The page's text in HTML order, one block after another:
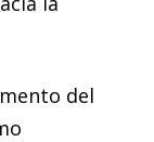
del